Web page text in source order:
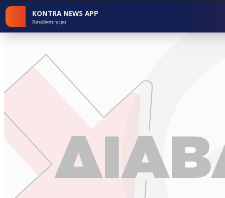
KONTRA NEWS APP
Κατεβάστε τώρα